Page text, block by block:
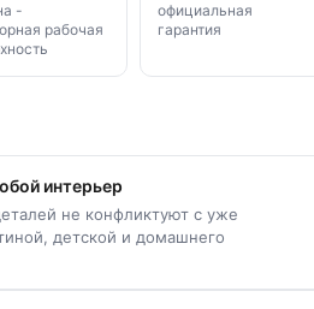
-
рабочая
официальная
гарантия
интерьер
не конфликтуют с уже
детской и домашнего